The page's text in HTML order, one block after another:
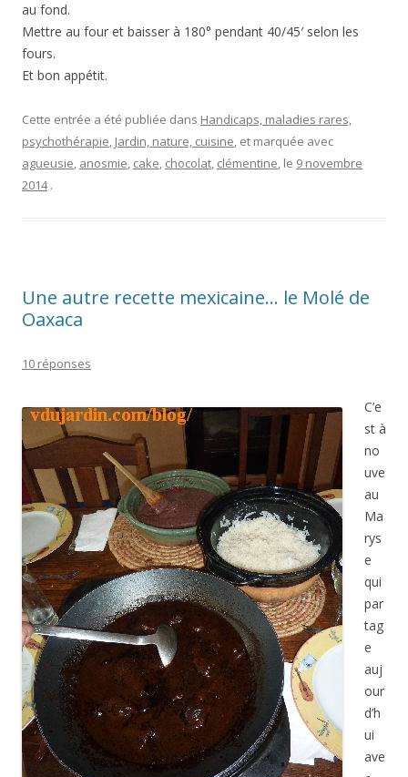
au fond.
Mettre au four et baisser à 180° pendant 40/45′ selon les
fours.
Et bon appétit.
Cette entrée a été publiée dans Handicaps, maladies rares,
psychothérapie, Jardin, nature, cuisine, et marquée avec
agueusie, anosmie, cake, chocolat, clémentine, le 9 novembre
2014 .
Une autre recette mexicaine… le Molé de
Oaxaca
10 réponses
C’e
st à
no
uve
au
Ma
rys
e
qui
par
tag
e
auj
our
d’h
ui
ave